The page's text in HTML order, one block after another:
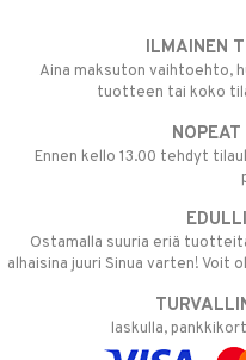
ILMAINEN
Aina maksuton vaihtoehto,
tuotteen tai koko
Ennen kello 13.00 tehdyt
Ostamalla suuria eriä
alhaisina juuri Sinua varten!
laskulla,